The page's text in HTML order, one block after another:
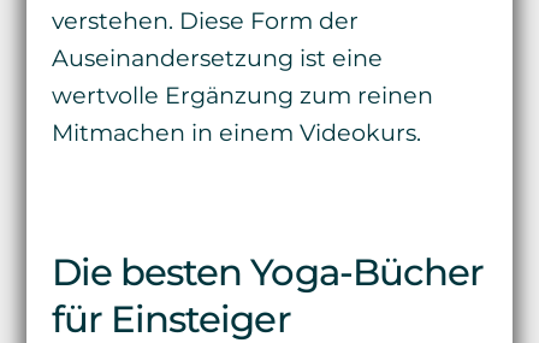
verstehen. Diese Form der
Auseinandersetzung ist eine
wertvolle Ergänzung zum reinen
Mitmachen in einem Videokurs.
Die besten Yoga-Bücher
für Einsteiger